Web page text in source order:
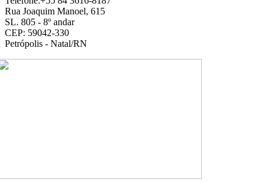
Rua Joaquim Manoel, 615
SL. 805 - 8º andar
CEP: 59042-330
Petrópolis - Natal/RN